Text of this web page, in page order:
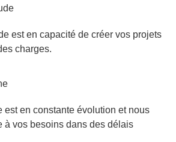
est en capacité de créer vos projets
charges.
est en constante évolution et nous
à vos besoins dans des délais